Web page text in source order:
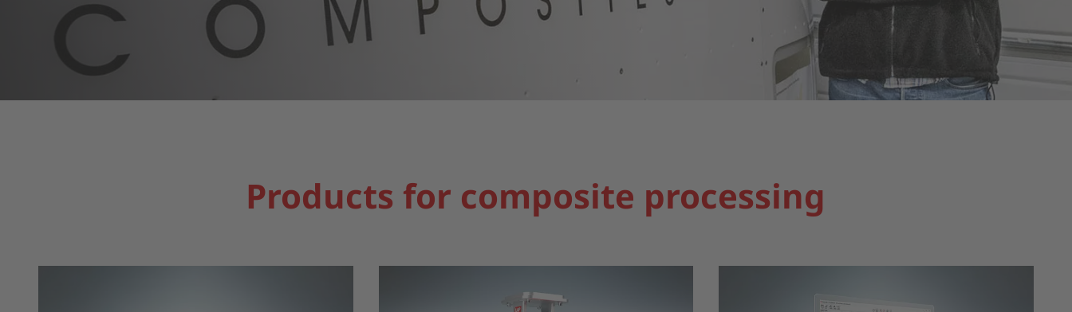
Products for composite processing